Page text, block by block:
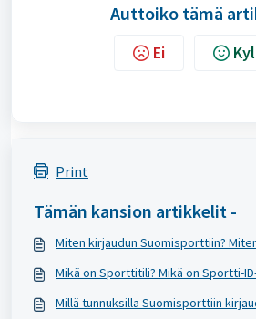
Auttoiko tämä
Ei
Print
Tämän kansion artikkelit -
Miten kirjaudun Suomisporttiin?
Mikä on Sporttitili? Mikä on Sportti-
Millä tunnuksilla Suomisporttiin